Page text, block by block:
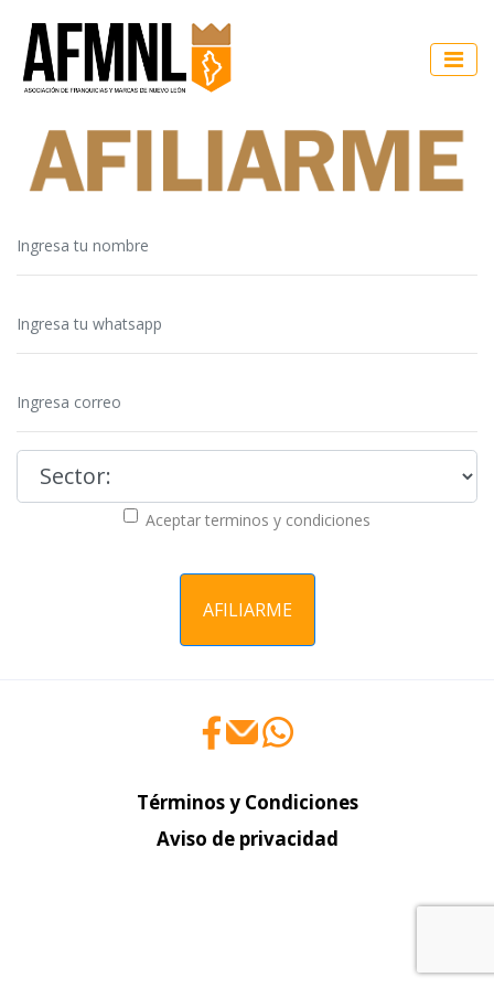
Aceptar terminos y condiciones
AFILIARME
Términos y Condiciones
Aviso de privacidad